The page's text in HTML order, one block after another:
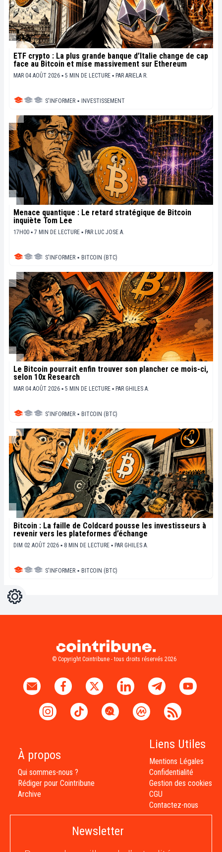
ETF crypto : La plus grande banque d’Italie change de cap
face au Bitcoin et mise massivement sur Ethereum
MAR 04 AOÛT 2026 ▪ 5 MIN DE LECTURE ▪ PAR ARIELA R.
S'INFORMER ▪ INVESTISSEMENT
Menace quantique : Le retard stratégique de Bitcoin
inquiète Tom Lee
17H00 ▪ 7 MIN DE LECTURE ▪ PAR LUC JOSE A.
S'INFORMER ▪ BITCOIN (BTC)
Le Bitcoin pourrait enfin trouver son plancher ce mois-ci,
selon 10x Research
MAR 04 AOÛT 2026 ▪ 5 MIN DE LECTURE ▪ PAR GHILES A.
S'INFORMER ▪ BITCOIN (BTC)
Bitcoin : La faille de Coldcard pousse les investisseurs à
revenir vers les plateformes d’échange
DIM 02 AOÛT 2026 ▪ 8 MIN DE LECTURE ▪ PAR GHILES A.
S'INFORMER ▪ BITCOIN (BTC)
Réglages
© Copyright Cointribune - tous droits réservés 2026
À propos
Qui sommes-nous ?
Rédiger pour Cointribune
Archive
Liens Utiles
Mentions Légales
Confidentialité
Gestion des cookies
CGU
Contactez-nous
Newsletter